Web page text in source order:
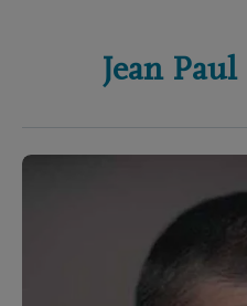
Jean Paul